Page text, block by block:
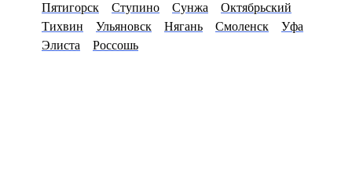
Пятигорск
Ступино Сунжа
Октябрьский
Тихвин
Ульяновск Нягань Смоленск
Уфа
Элиста
Россошь